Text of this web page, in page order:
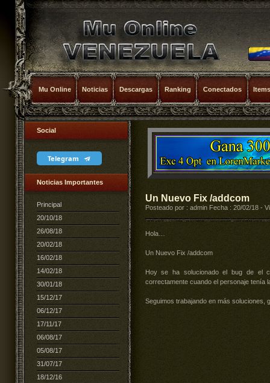
Mu Online Noticias Descargas Ranking Conectados Items
Social
Telegram
Noticias Importantes
Principal
20/10/18
26/08/18
20/02/18
16/02/18
14/02/18
30/01/18
15/12/17
06/12/17
17/11/17
06/08/17
05/08/17
31/07/17
18/12/16
Un Nuevo Fix /addcom
Posteado por : admin Fecha : 20/02/18 -
Hola…
Un Nuevo Fix /addcom
Hoy se ha solucionado el bug de el
correctamente cuando el personaje tenía
Seguimos trabajando en más soluciones,